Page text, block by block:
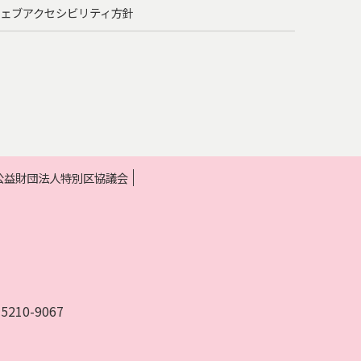
ブアクセシビリティ方針
財団法人特別区協議会
9067